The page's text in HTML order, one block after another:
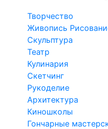
Творчество
Живопись
Скульптура
Театр
Кулинария
Скетчинг
Рукоделие
Архитектура
Киношколы
Гончарные